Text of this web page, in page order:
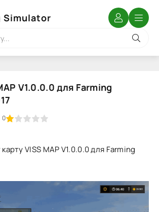
Simulator
V1.0.0.0 для Farming
0
VISS MAP V1.0.0.0 для Farming